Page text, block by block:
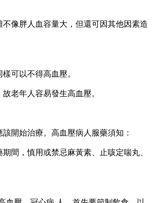
像胖人血容量大，但還可因其他因素造
可以不得高血壓。
老年人容易發生高血壓。
開始治療。高血壓病人服藥須知：
間，慎用或禁忌麻黃素、止咳定喘丸、